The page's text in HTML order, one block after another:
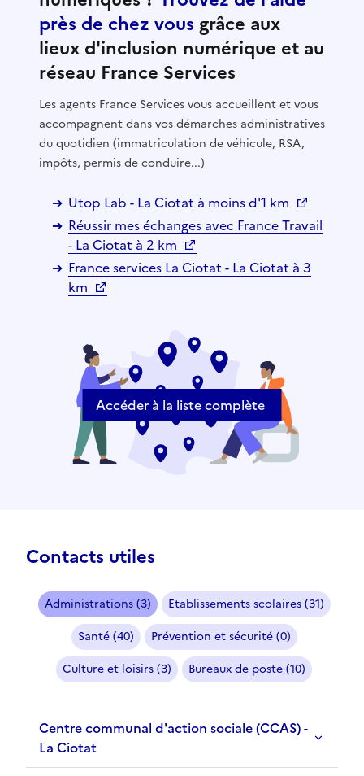
près de chez vous grâce aux
lieux d'inclusion numérique et au
réseau France Services
Les agents France Services vous accueillent et vous
accompagnent dans vos démarches administratives
du quotidien (immatriculation de véhicule, RSA,
impôts, permis de conduire...)
Utop Lab - La Ciotat à moins d'1 km
Réussir mes échanges avec France Travail
- La Ciotat à 2 km
France services La Ciotat - La Ciotat à 3
km
Accéder à la liste complète
Contacts utiles
Administrations (3)
Etablissements scolaires (31)
Santé (40)
Prévention et sécurité (0)
Culture et loisirs (3)
Bureaux de poste (10)
Centre communal d'action sociale (CCAS) -
La Ciotat